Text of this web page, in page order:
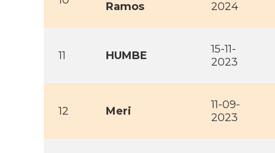
Ramos
2024
11 HUMBE
15-11-
2023
12 Meri
11-09-
2023